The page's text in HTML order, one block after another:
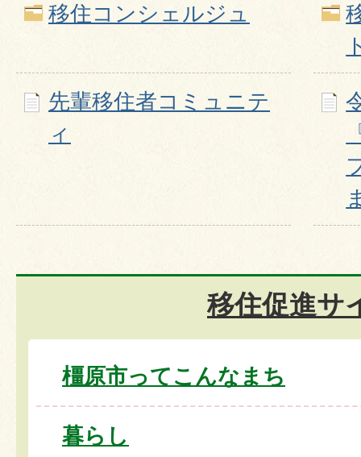
移住コンシェルジュ
先輩移住者コミュニテ
ィ
移住促進サ
橿原市ってこんなまち
暮らし